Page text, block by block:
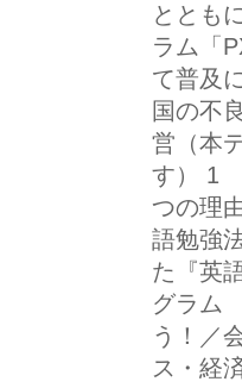
ととも
ラム「
て普及
国の不
営（本
す） 1
つの理
語勉強
た『英
グラム
う！／
ス・経